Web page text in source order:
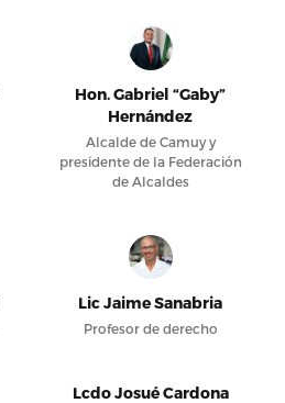
Hon. Gabriel “Gaby”
Hernández
Alcalde de Camuy y
presidente de la Federación
de Alcaldes
Lic Jaime Sanabria
Profesor de derecho
Lcdo Josué Cardona